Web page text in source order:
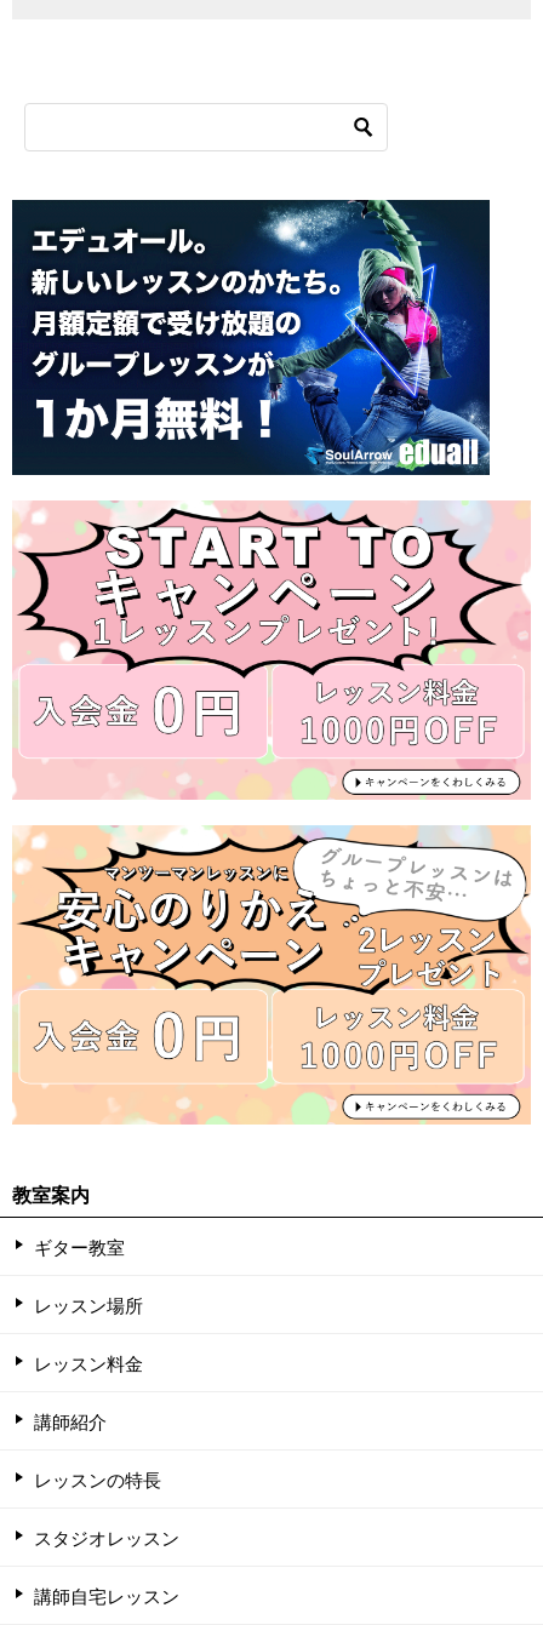
教室案内
ギター教室
レッスン場所
レッスン料金
講師紹介
レッスンの特長
スタジオレッスン
講師自宅レッスン